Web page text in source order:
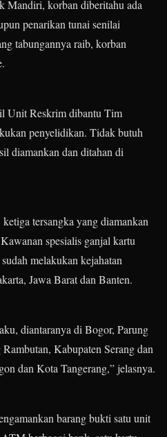
Mandiri, korban diberitahu ada
penarikan tunai senilai
tabungannya raib, korban
Unit Reskrim dibantu Tim
penyelidikan. Tidak butuh
diamankan dan ditahan di
tersangka yang diamankan
spesialis ganjal kartu
melakukan kejahatan
Jawa Barat dan Banten.
diantaranya di Bogor, Parung
Kabupaten Serang dan
dan Kota Tangerang,” jelasnya.
barang bukti satu unit